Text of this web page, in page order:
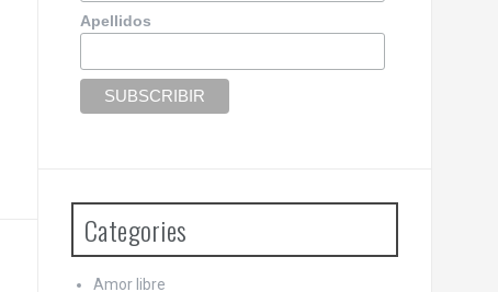
Apellidos
Categories
Amor libre